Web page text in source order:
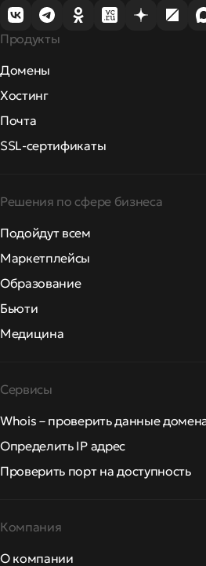
Продукты
Домены
Хостинг
Почта
SSL-сертификаты
Решения по сфере бизнеса
Подойдут всем
Маркетплейсы
Образование
Бьюти
Медицина
Сервисы
Whois – проверить данные
Определить IP адрес
Проверить порт на доступность
Компания
О компании